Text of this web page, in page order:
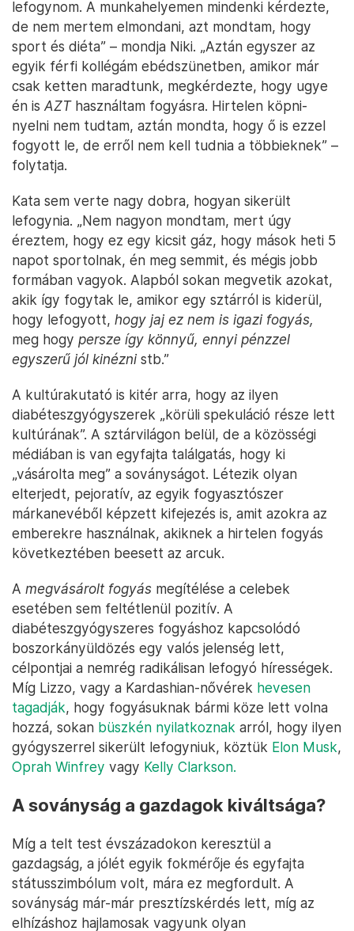
lefogynom. A munkahelyemen mindenki kérdezte,
de nem mertem elmondani, azt mondtam, hogy
sport és diéta” – mondja Niki. „Aztán egyszer az
egyik férfi kollégám ebédszünetben, amikor már
csak ketten maradtunk, megkérdezte, hogy ugye
én is AZT használtam fogyásra. Hirtelen köpni-
nyelni nem tudtam, aztán mondta, hogy ő is ezzel
fogyott le, de erről nem kell tudnia a többieknek” –
folytatja.
Kata sem verte nagy dobra, hogyan sikerült
lefogynia. „Nem nagyon mondtam, mert úgy
éreztem, hogy ez egy kicsit gáz, hogy mások heti 5
napot sportolnak, én meg semmit, és mégis jobb
formában vagyok. Alapból sokan megvetik azokat,
akik így fogytak le, amikor egy sztárról is kiderül,
hogy lefogyott, hogy jaj ez nem is igazi fogyás,
meg hogy persze így könnyű, ennyi pénzzel
egyszerű jól kinéznistb.”
A kultúrakutató is kitér arra, hogy az ilyen
diabéteszgyógyszerek „körüli spekuláció része lett
kultúrának”. A sztárvilágon belül, de a közösségi
médiában is van egyfajta találgatás, hogy ki
„vásárolta meg” a soványságot. Létezik olyan
elterjedt, pejoratív, az egyik fogyasztószer
márkanevéből képzett kifejezés is, amit azokra az
emberekre használnak, akiknek a hirtelen fogyás
következtében beesett az arcuk.
A megvásárolt fogyás megítélése a celebek
esetében sem feltétlenül pozitív. A
diabéteszgyógyszeres fogyáshoz kapcsolódó
boszorkányüldözés egy valós jelenség lett,
célpontjai a nemrég radikálisan lefogyó hírességek.
Míg Lizzo, vagy a Kardashian-nővérek hevesen
tagadják, hogy fogyásuknak bármi köze lett volna
hozzá, sokan büszkén nyilatkoznak arról, hogy ilyen
gyógyszerrel sikerült lefogyniuk, köztük Elon Musk,
Oprah Winfrey vagy Kelly Clarkson.
A soványság a gazdagok kiváltsága?
Míg a telt test évszázadokon keresztül a
gazdagság, a jólét egyik fokmérője és egyfajta
státusszimbólum volt, mára ez megfordult. A
soványság már-már presztízskérdés lett, míg az
elhízáshoz hajlamosak vagyunk olyan